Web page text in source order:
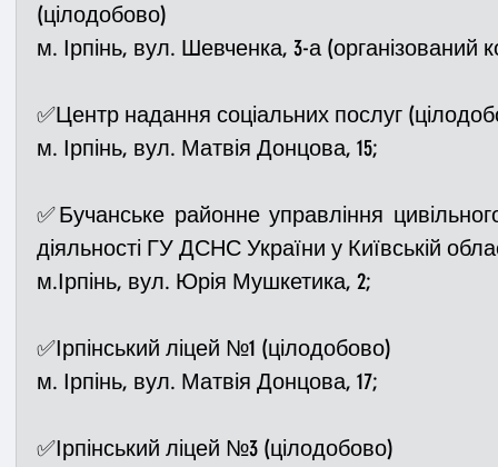
(цілодобово)
м. Ірпінь, вул. Шевченка, 3-а (організований
✅Центр надання соціальних послуг
м. Ірпінь, вул. Матвія Донцова, 15;
✅Бучанське районне управління
діяльності ГУ ДСНС України у Київській
м.Ірпінь, вул. Юрія Мушкетика, 2;
✅Ірпінський ліцей №1 (цілодобово)
м. Ірпінь, вул. Матвія Донцова, 17;
✅Ірпінський ліцей №3 (цілодобово)